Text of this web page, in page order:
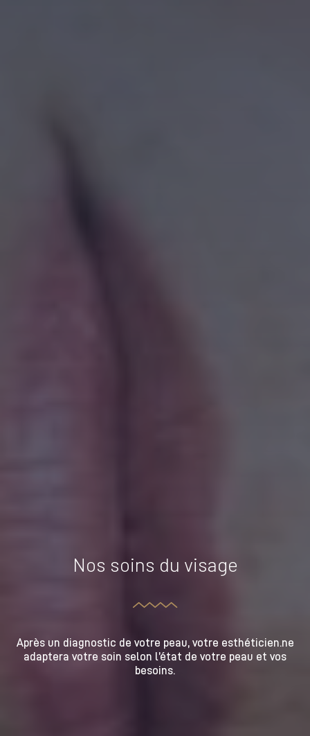
Nos soins du visage
Après un diagnostic de votre peau, votre esthéticien.ne
adaptera votre soin selon l’état de votre peau et vos
besoins.